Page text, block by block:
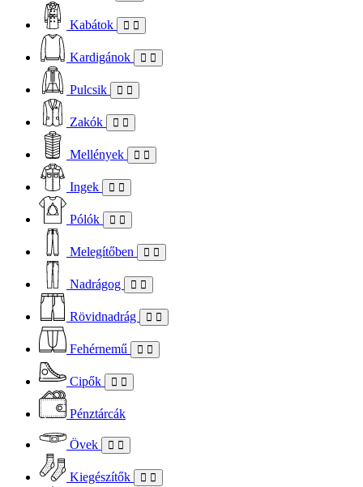
Kabátok
Kardigánok
Pulcsik
Zakók
Mellények
Ingek
Pólók
Melegítőben
Nadrágog
Rövidnadrág
Fehérnemű
Cipők
Pénztárcák
Övek
Kiegészítők